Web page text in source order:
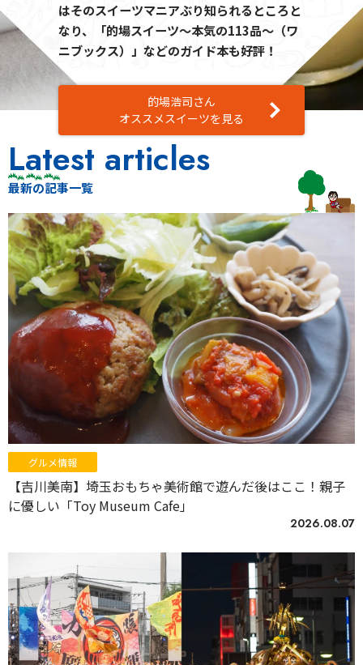
はそのスイーツマニアぶり知られるところと
なり、「的場スイーツ～本気の113品～（ワ
ニブックス）」などのガイド本も好評！
的場浩司さん
オススメスイーツを見る
Latest articles
最新の記事一覧
グルメ情報
【吉川美南】埼玉おもちゃ美術館で遊んだ後はここ！親子
に優しい「Toy Museum Cafe」
2026.08.07